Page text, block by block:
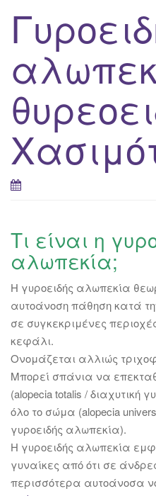
Τι είναι η
αλωπεκία;
Η γυροειδής αλωπεκία
αυτοάνοση πάθηση κατά
σε συγκεκριμένες
κεφάλι.
Ονομάζεται αλλιώς
Μπορεί σπάνια να
(alopecia totalis / διαχυτική
όλο το σώμα (alopecia
γυροειδής αλωπεκία).
Η γυροειδής αλωπεκία
γυναίκες από ότι σε
περισσότερα αυτοάνοσα